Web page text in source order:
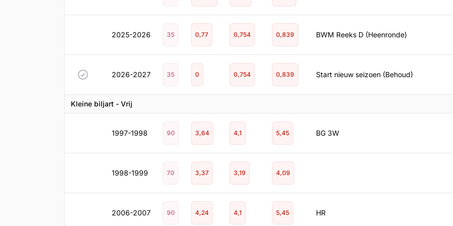
2025-2026 35 0,77 0,754 0,839 BWM Reeks D (Heenronde)
2026-2027 35 0 0,754 0,839 Start nieuw seizoen (Behoud)
Kleine biljart - Vrij
1997-1998 90 3,64 4,1 5,45 BG 3W
1998-1999 70 3,37 3,19 4,09
2006-2007 90 4,24 4,1 5,45 HR